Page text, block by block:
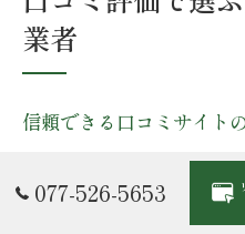
業者
信頼できる口コミサイト
大阪府で信頼できる解体
が、口コミサイトの活用で
077-526-5653